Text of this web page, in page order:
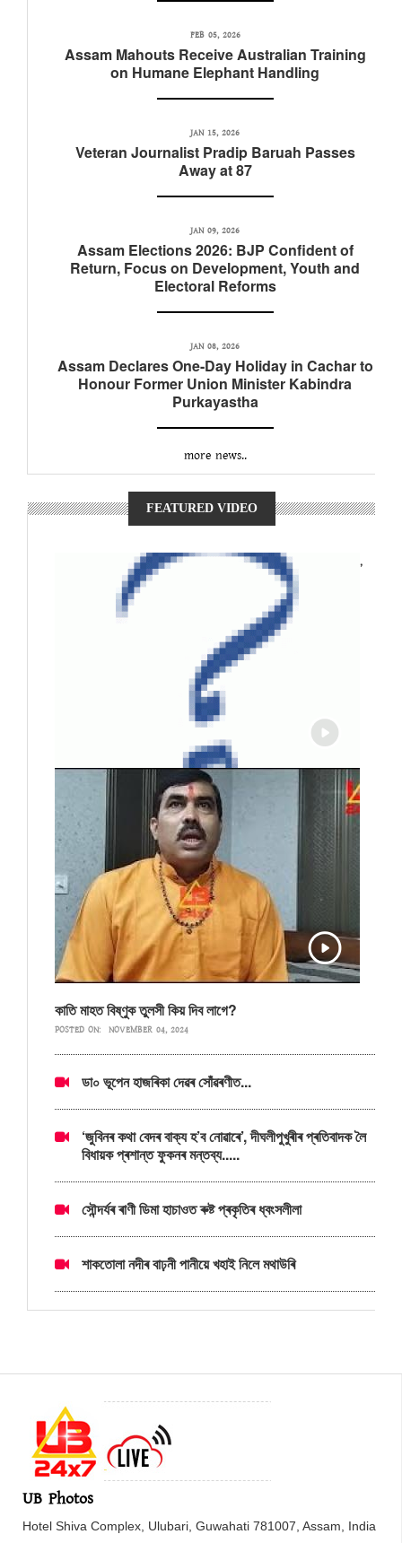
FEB 05, 2026
Assam Mahouts Receive Australian Training
on Humane Elephant Handling
JAN 15, 2026
Veteran Journalist Pradip Baruah Passes
Away at 87
JAN 09, 2026
Assam Elections 2026: BJP Confident of
Return, Focus on Development, Youth and
Electoral Reforms
JAN 08, 2026
Assam Declares One-Day Holiday in Cachar to
Honour Former Union Minister Kabindra
Purkayastha
more news..
FEATURED VIDEO
,
কাতি মাহত বিষ্ণুক তুলসী কিয় দিব লাগে?
POSTED ON: NOVEMBER 04, 2024
ডা০ ভূপেন হাজৰিকা দেৱৰ সোঁৱৰণীত...
‘জুবিনৰ কথা বেদৰ বাক্য হ’ব নোৱাৰে’, দীঘলীপুখুৰীৰ প্ৰতিবাদক লৈ
বিধায়ক প্ৰশান্ত ফুকনৰ মন্তব্য.....
সৌন্দৰ্যৰ ৰাণী ডিমা হাচাওত ৰুষ্ট প্ৰকৃতিৰ ধ্বংসলীলা
শাকতোলা নদীৰ বাঢ়নী পানীয়ে খহাই নিলে মথাউৰি
UB Photos
Hotel Shiva Complex, Ulubari, Guwahati 781007, Assam, India